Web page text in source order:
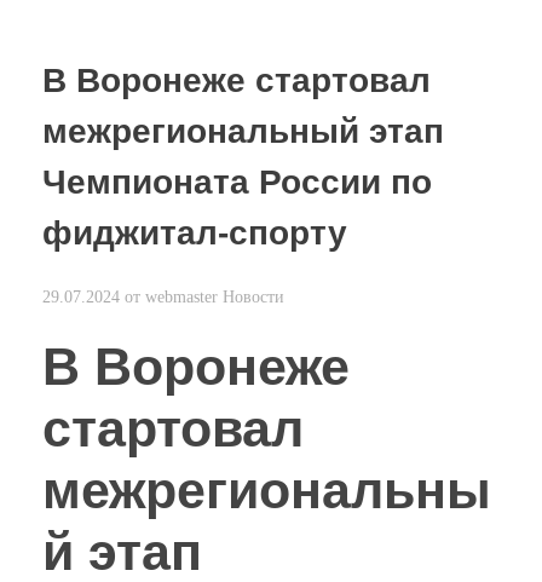
В Воронеже стартовал
межрегиональный этап
Чемпионата России по
фиджитал-спорту
29.07.2024 от webmaster Новости
В Воронеже
стартовал
межрегиональны
й этап